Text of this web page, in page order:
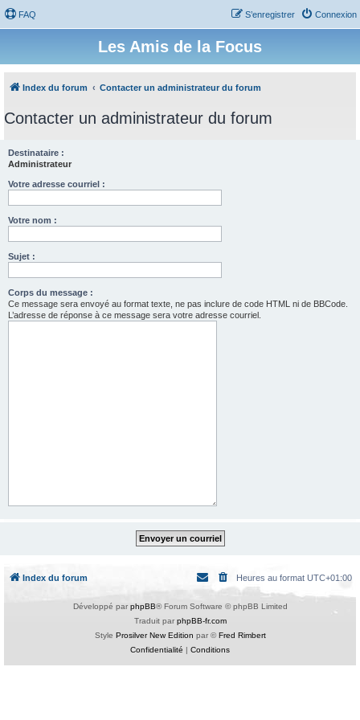
FAQ Connexion
S’enregistrer
Les Amis de la Focus
Index du forum Contacter un administrateur du forum
Contacter un administrateur du forum
Destinataire :
Administrateur
Votre adresse courriel :
Votre nom :
Sujet :
Corps du message :
Ce message sera envoyé au format texte, ne pas inclure de code HTML ni de BBCode.
L’adresse de réponse à ce message sera votre adresse courriel.
Index du forum Heures au format UTC+01:00
Développé par phpBB® Forum Software © phpBB Limited
Traduit par phpBB-fr.com
Style Prosilver New Edition par ©Fred Rimbert
Confidentialité | Conditions